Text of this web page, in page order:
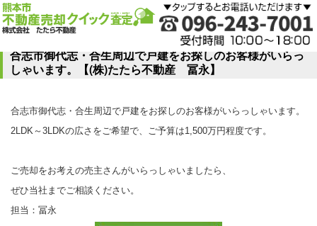
合志市御代志・合生周辺で戸建をお探しのお客様がいらっ
しゃいます。【(株)たたら不動産 冨永】
合志市御代志・合生周辺で戸建をお探しのお客様がいらっしゃいます。
2LDK～3LDKの広さをご希望で、ご予算は1,500万円程度です。
ご売却をお考えの売主さんがいらっしゃいましたら、
ぜひ当社までご相談ください。
担当：冨永